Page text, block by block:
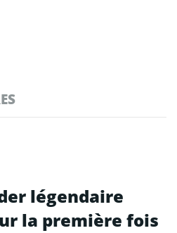
légendaire
la première fois